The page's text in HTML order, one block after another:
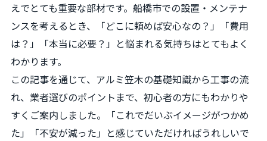
えでとても重要な部材です。船橋市での設置・メンテナ
ンスを考えるとき、「どこに頼めば安心なの？」「費用
は？」「本当に必要？」と悩まれる気持ちはとてもよく
わかります。
この記事を通じて、アルミ笠木の基礎知識から工事の流
れ、業者選びのポイントまで、初心者の方にもわかりや
すくご案内しました。「これでだいぶイメージがつかめ
た」「不安が減った」と感じていただければうれしいで